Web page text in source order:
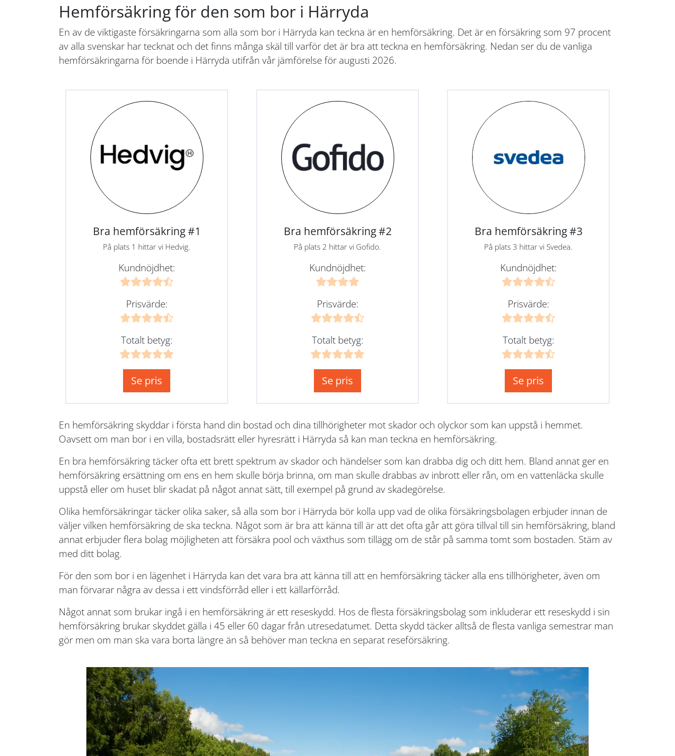
Hemförsäkring för den som bor i Härryda
En av de viktigaste försäkringarna som alla som bor i Härryda kan teckna är en hemförsäkring. Det är en försäkring som 97 procent
av alla svenskar har tecknat och det finns många skäl till varför det är bra att teckna en hemförsäkring. Nedan ser du de vanliga
hemförsäkringarna för boende i Härryda utifrån vår jämförelse för augusti 2026.
Bra hemförsäkring #1
På plats 1 hittar vi Hedvig.
Kundnöjdhet:
Prisvärde:
Totalt betyg:
Se pris
Bra hemförsäkring #2
På plats 2 hittar vi Gofido.
Kundnöjdhet:
Prisvärde:
Totalt betyg:
Se pris
Bra hemförsäkring #3
På plats 3 hittar vi Svedea.
Kundnöjdhet:
Prisvärde:
Totalt betyg:
Se pris
En hemförsäkring skyddar i första hand din bostad och dina tillhörigheter mot skador och olyckor som kan uppstå i hemmet.
Oavsett om man bor i en villa, bostadsrätt eller hyresrätt i Härryda så kan man teckna en hemförsäkring.
En bra hemförsäkring täcker ofta ett brett spektrum av skador och händelser som kan drabba dig och ditt hem. Bland annat ger en
hemförsäkring ersättning om ens en hem skulle börja brinna, om man skulle drabbas av inbrott eller rån, om en vattenläcka skulle
uppstå eller om huset blir skadat på något annat sätt, till exempel på grund av skadegörelse.
Olika hemförsäkringar täcker olika saker, så alla som bor i Härryda bör kolla upp vad de olika försäkringsbolagen erbjuder innan de
väljer vilken hemförsäkring de ska teckna. Något som är bra att känna till är att det ofta går att göra tillval till sin hemförsäkring, bland
annat erbjuder flera bolag möjligheten att försäkra pool och växthus som tillägg om de står på samma tomt som bostaden. Stäm av
med ditt bolag.
För den som bor i en lägenhet i Härryda kan det vara bra att känna till att en hemförsäkring täcker alla ens tillhörigheter, även om
man förvarar några av dessa i ett vindsförråd eller i ett källarförråd.
Något annat som brukar ingå i en hemförsäkring är ett reseskydd. Hos de flesta försäkringsbolag som inkluderar ett reseskydd i sin
hemförsäkring brukar skyddet gälla i 45 eller 60 dagar från utresedatumet. Detta skydd täcker alltså de flesta vanliga semestrar man
gör men om man ska vara borta längre än så behöver man teckna en separat reseförsäkring.